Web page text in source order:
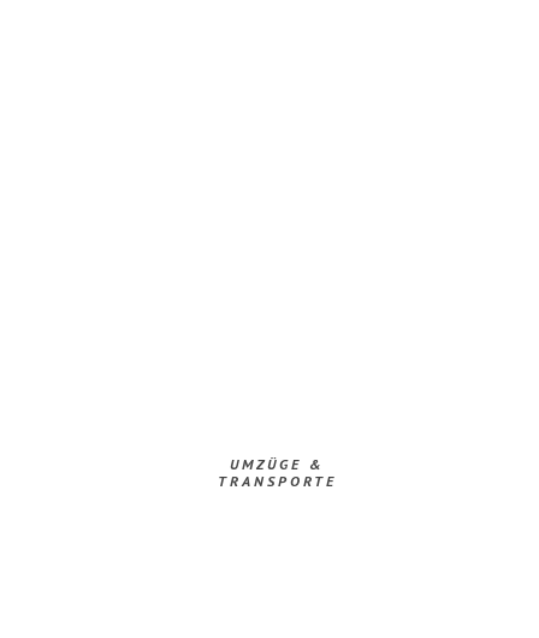
UMZÜGE &
TRANSPORTE